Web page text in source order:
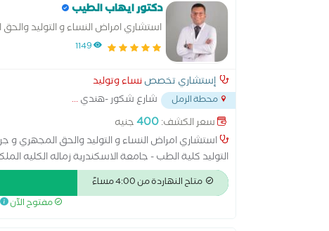
دكتور ايهاب الطيب
استشاري امراض النساء و التوليد
1149
إستشاري تخصصنساء وتوليد
محطة الرمل شارع شكور -هندي...
سعر الكشف:400جنيه
استشاري امراض النساء و التوليد والحق المجهري و
الاوربي لامراض النساء و التوليد EBCOG - بروكسل - بلجيكا
متاح النهاردة من 4:00 مساءً
مفتوح الآن